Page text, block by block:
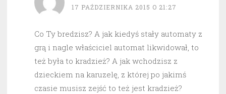
17 PAŹDZIERNIKA 2015 O 21:27
Co Ty bredzisz? A jak kiedyś stały automaty z
grą i nagle właściciel automat likwidował, to
też była to kradzież? A jak wchodzisz z
dzieckiem na karuzelę, z której po jakimś
czasie musisz zejść to też jest kradzież?